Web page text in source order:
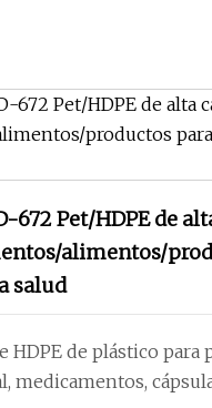
672 Pet/HDPE de
alimentos/
salud
HDPE de plástico para
medicamentos,